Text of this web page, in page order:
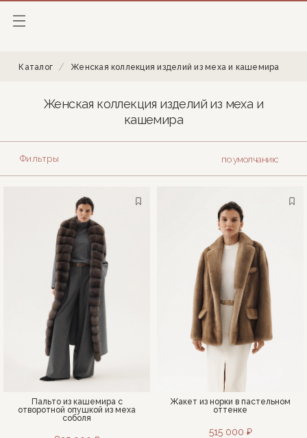
Каталог Женская коллекция изделий из меха и кашемира
Женская коллекция изделий из меха и
кашемира
Фильтры по умолчанию
Пальто из кашемира c
отворотной опушкой из меха
соболя
Жакет из норки в пастельном
оттенке
515 000 ₽